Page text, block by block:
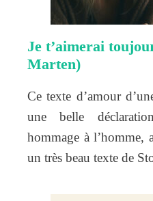
Je t’aimerai
Marten)
Ce texte d’amour
une belle
hommage à l’homme,
un très beau texte de